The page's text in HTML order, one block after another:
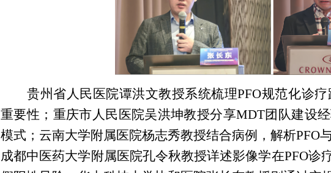
贵州省人民医院谭洪文教授系统梳理PFO规范化诊
重要性；重庆市人民医院吴洪坤教授分享MDT团队建设
模式；云南大学附属医院杨志秀教授结合病例，解析PFO
成都中医药大学附属医院孔令秋教授详述影像学在PFO诊